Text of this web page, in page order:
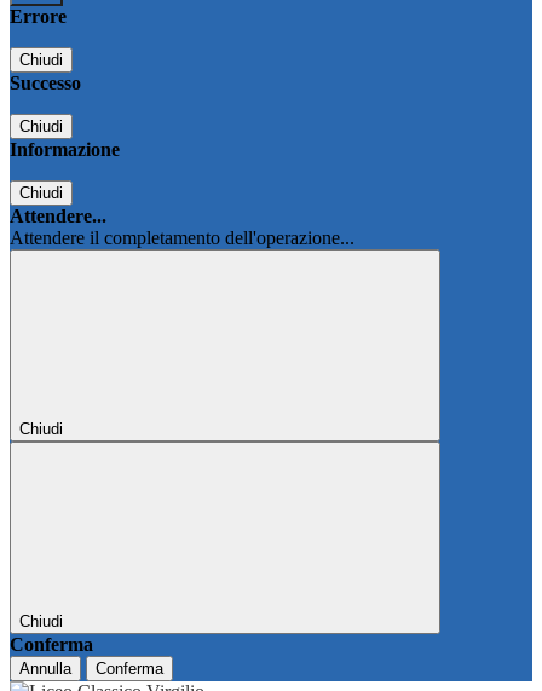
Errore
Chiudi
Successo
Chiudi
Informazione
Chiudi
Attendere...
Attendere il completamento dell'operazione...
Chiudi
Chiudi
Conferma
Annulla Conferma